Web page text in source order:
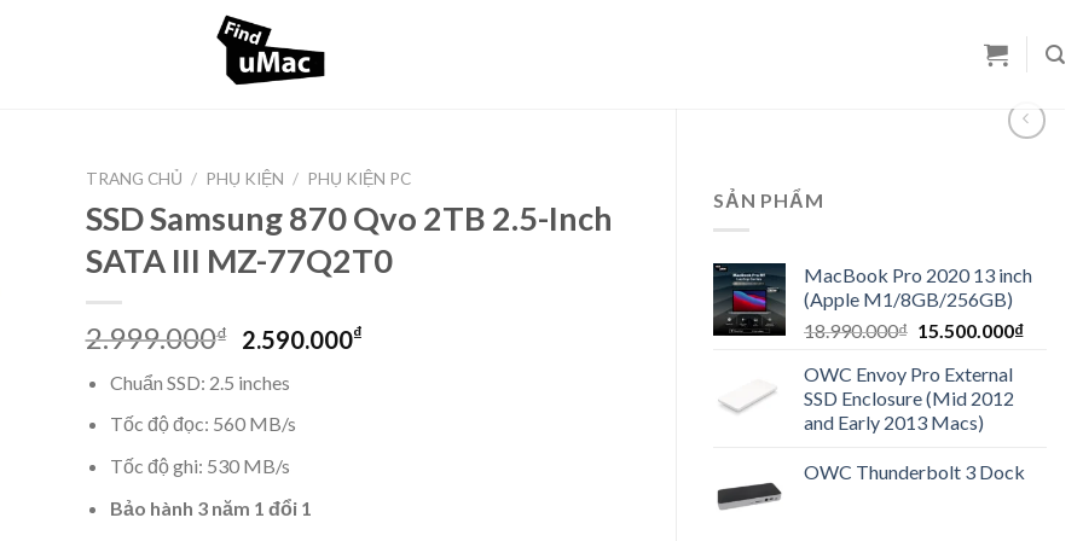
SẢN PHẨM
MacBook Pro 2020 13 inch
(Apple M1/8GB/256GB)
18.990.000₫ Original
was:
18.990.000₫.
15.500.000₫
OWC Envoy Pro External
SSD Enclosure (Mid 2012
and Early 2013 Macs)
OWC Thunderbolt 3 Dock
TRANG CHỦ / PHỤ KIỆN / PHỤ KIỆN PC
SSD Samsung 870 Qvo 2TB 2.5-Inch
SATA III MZ-77Q2T0
2.999.000₫
Original
was:
2.999.000₫.
2.590.000₫Current
Chuẩn SSD: 2.5 inches
Tốc độ đọc: 560 MB/s
Tốc độ ghi: 530 MB/s
Bảo hành 3 năm 1 đổi 1